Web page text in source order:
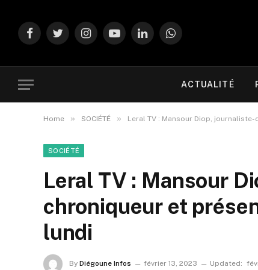
FacebookTwitterInstagramYouTubeLinkedInWhatsApp
ACTUALITÉ
Home » SOCIÉTÉ » Leral TV : Mansour Diop,
SOCIÉTÉ
Leral TV : Mansour
chroniqueur et
lundi
By Diégoune Infos février 13, 2023 Updated: